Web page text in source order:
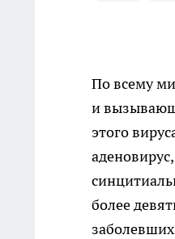
По всему
и
этого
более